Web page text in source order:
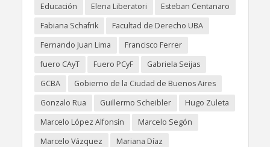
Educación
Elena Liberatori
Esteban Centanaro
Fabiana Schafrik
Facultad de Derecho UBA
Fernando Juan Lima
Francisco Ferrer
fuero CAyT
Fuero PCyF
Gabriela Seijas
GCBA
Gobierno de la Ciudad de Buenos Aires
Gonzalo Rua
Guillermo Scheibler
Hugo Zuleta
Marcelo López Alfonsín
Marcelo Segón
Marcelo Vázquez
Mariana Díaz